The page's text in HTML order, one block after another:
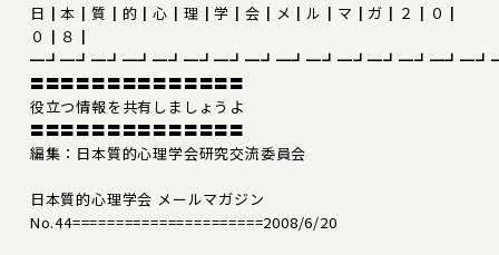
日┃本┃質┃的┃心┃理┃学┃会┃メ┃ル┃マ┃ガ┃２┃０┃
０┃８┃
〓〓〓〓〓〓〓〓〓〓〓〓〓〓
役立つ情報を共有しましょうよ
〓〓〓〓〓〓〓〓〓〓〓〓〓〓
編集：日本質的心理学会研究交流委員会
日本質的心理学会 メールマガジン
No.44======================2008/6/20